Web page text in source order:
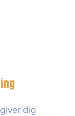
dig